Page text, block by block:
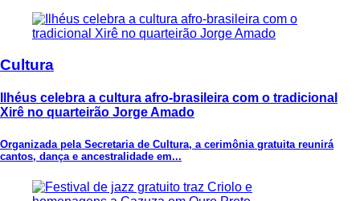
Cultura
Ilhéus celebra a cultura afro-brasileira com o tradicional
Xirê no quarteirão Jorge Amado
Organizada pela Secretaria de Cultura, a cerimônia gratuita reunirá
cantos, dança e ancestralidade em...